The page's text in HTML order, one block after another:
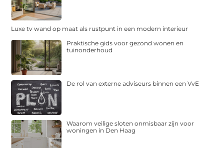
Luxe tv wand op maat als rustpunt in een modern interieur
Praktische gids voor gezond wonen en
tuinonderhoud
De rol van externe adviseurs binnen een VvE
Waarom veilige sloten onmisbaar zijn voor
woningen in Den Haag